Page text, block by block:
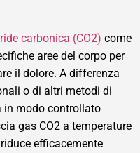
carbonica (CO2) come
aree del corpo per
il dolore. A differenza
o di altri metodi di
in modo controllato
gas CO2 a temperature
efficacemente